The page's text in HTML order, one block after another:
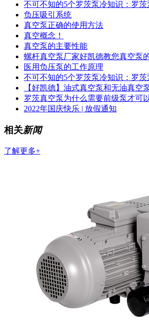
不可不知的5个罗茨泵冷知识：罗茨
负压吸引系统
真空泵正确的使用方法
真空概念！
真空泵的主要性能
螺杆真空泵厂家好凯德教您真空泵
医用负压泵的工作原理
不可不知的5个罗茨泵冷知识：罗茨
【好凯德】油式真空泵和无油真空
罗茨真空泵为什么需要前级泵才可
2022年国庆快乐 | 放假通知
相关新闻
了解更多+